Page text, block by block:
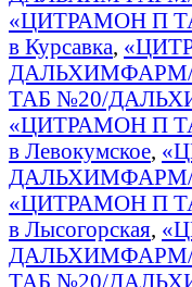
«ЦИТРАМОН П
в Курсавка,
ДАЛЬХИМФАРМ/»
ТАБ №20/
«ЦИТРАМОН П
в Левокумское,
ДАЛЬХИМФАРМ/»
«ЦИТРАМОН П
в Лысогорская,
ДАЛЬХИМФАРМ/
ТАБ №20/